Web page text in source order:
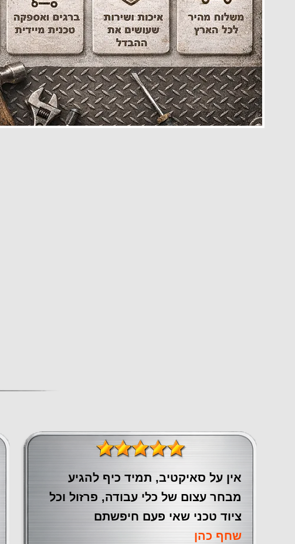
אין על סאיקטיב, תמיד כיף להגיע
מבחר עצום של כלי עבודה, פרזול וכל
ציוד טכני שאי פעם חיפשתם
שחף כהן